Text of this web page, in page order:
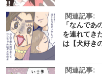
関連記事:
「なんで
を連れてき
は【犬好き
関連記事: